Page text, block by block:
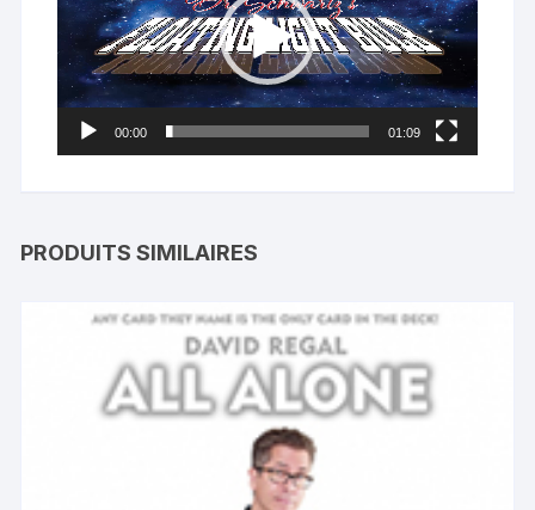
00:00 01:09
PRODUITS SIMILAIRES